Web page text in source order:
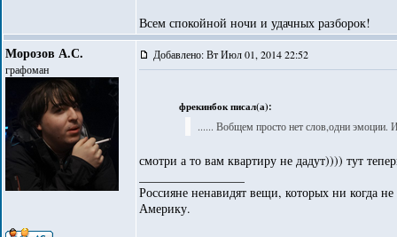
Всем спокойной ночи и удачных разборок!
Морозов А.С.
графоман
Добавлено: Вт Июл 01, 2014 22:52
фрекинбок писал(а):
...... Вобщем просто нет слов,одни эмоции.
смотри а то вам квартиру не дадут)))) тут
Россияне ненавидят вещи, которых ни когда
Америку.